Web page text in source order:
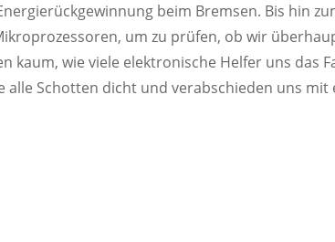
beim Bremsen. Bis hin
um zu prüfen, ob wir
kaum, wie viele elektronische Helfer uns
Schotten dicht und verabschieden uns